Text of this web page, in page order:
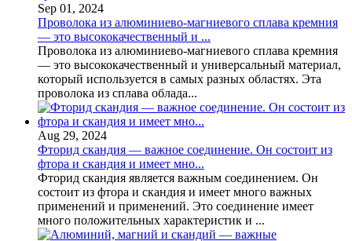
Sep 01, 2024
Проволока из алюминиево-магниевого сплава кремния
— это высококачественный и ...
Проволока из алюминиево-магниевого сплава кремния
— это высококачественный и универсальный материал,
который используется в самых разных областях. Эта
проволока из сплава облада...
Aug 29, 2024
Фторид скандия — важное соединение. Он состоит из
фтора и скандия и имеет мно...
Фторид скандия является важным соединением. Он
состоит из фтора и скандия и имеет много важных
применений и применений. Это соединение имеет
много положительных характеристик и ...